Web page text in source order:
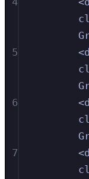
5
<
6
<
7
<